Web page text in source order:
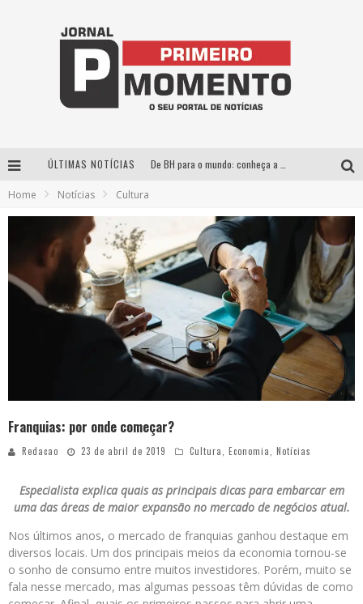
ÚLTIMAS NOTÍCIAS
Home Notícias Cultura
Franquias: por onde começar?
Redacao 23 de abril de 2019 Cultura, Economia, Notícias
Especialista explica quais as principais dicas para embarcar em
uma das áreas de maior expansão no mercado de negócios atual.
Nos últimos anos, o mercado de franquias ganhou destaque em
diversos locais. Um dos principais meios da economia tornou-se
o sonho de consumo entre muitos investidores. Porém, muito se
fala nesse mercado, mas algumas pessoas têm dúvidas de como